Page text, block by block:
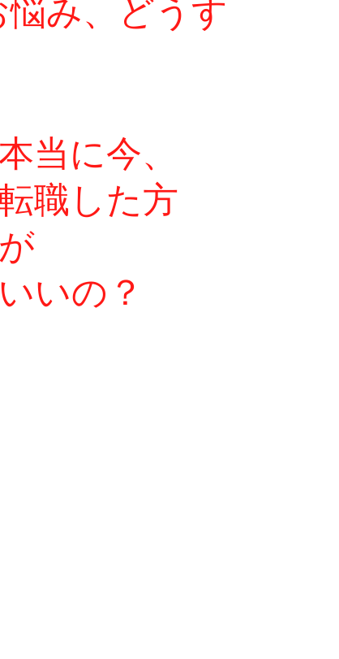
み、どうす
当に今、
転職した方
が
いいの？